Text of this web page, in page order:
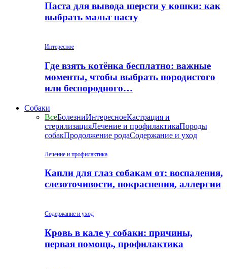
Паста для вывода шерсти у кошки: как
выбрать мальт пасту
Интересное
Где взять котёнка бесплатно: важные
моменты, чтобы выбрать породистого
или беспородного…
Собаки
ВсеБолезниИнтересноеКастрация и
стерилизацияЛечение и профилактикаПороды
собакПродолжение родаСодержание и уход
Лечение и профилактика
Капли для глаз собакам от: воспаления,
слезоточивости, покраснения, аллергии
Содержание и уход
Кровь в кале у собаки: причины,
первая помощь, профилактика